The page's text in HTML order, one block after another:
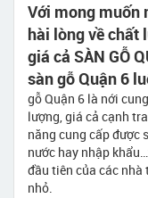
Với mong muốn
hài lòng về chất
giá cả SÀN GỖ
sàn gỗ Quận 6
gỗ Quận 6 là nới
lượng, giá cả cạnh
năng cung cấp được
nước hay nhập
đầu tiên của các
nhỏ.